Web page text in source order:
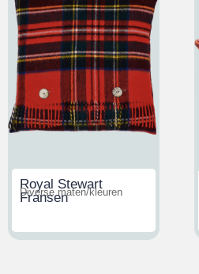
Royal Stewart
Fransen
Diverse maten/kleuren